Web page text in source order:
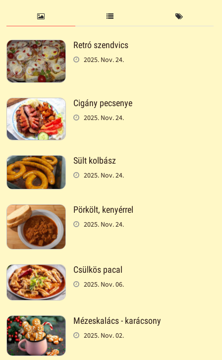
Retró szendvics
2025. Nov. 24.
Cigány pecsenye
2025. Nov. 24.
Sült kolbász
2025. Nov. 24.
Pörkölt, kenyérrel
2025. Nov. 24.
Csülkös pacal
2025. Nov. 06.
Mézeskalács - karácsony
2025. Nov. 02.